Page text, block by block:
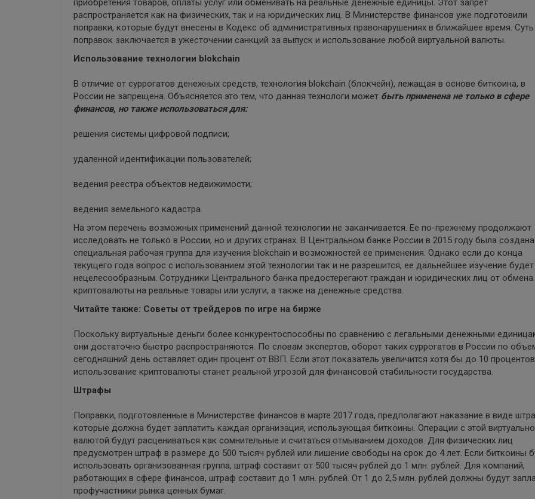
приобретения товаров, оплаты услуг или обменивать на реальные денежные единицы. Этот запрет
распространяется как на физических, так и на юридических лиц. В Министерстве финансов уже подготовили
поправки, которые будут внесены в Кодекс об административных правонарушениях в ближайшее время. Суть
поправок заключается в ужесточении санкций за выпуск и использование любой виртуальной валюты.
Использование технологии blokchain
В отличие от суррогатов денежных средств, технология blokchain (блокчейн), лежащая в основе биткоина, в
России не запрещена. Объясняется это тем, что данная технологи может быть применена не только в сфере
финансов, но также использоваться для:
решения системы цифровой подписи;
удаленной идентификации пользователей;
ведения реестра объектов недвижимости;
ведения земельного кадастра.
На этом перечень возможных применений данной технологии не заканчивается. Ее по-прежнему продолжают
исследовать не только в России, но и других странах. В Центральном банке России в 2015 году была создана
специальная рабочая группа для изучения blokchain и возможностей ее применения. Однако если до конца
текущего года вопрос с использованием этой технологии так и не разрешится, ее дальнейшее изучение будет
нецелесообразным. Сотрудники Центрального банка предостерегают граждан и юридических лиц от обмена
криптовалюты на реальные товары или услуги, а также на денежные средства.
Читайте также: Советы от трейдеров по игре на бирже
Поскольку виртуальные деньги более конкурентоспособны по сравнению с легальными денежными
они достаточно быстро распространяются. По словам экспертов, оборот таких суррогатов в России по
сегодняшний день оставляет один процент от ВВП. Если этот показатель увеличится хотя бы до 10
использование криптовалюты станет реальной угрозой для финансовой стабильности государства.
Штрафы
Поправки, подготовленные в Министерстве финансов в марте 2017 года, предполагают наказание в виде
которые должна будет заплатить каждая организация, использующая биткоины. Операции с этой
валютой будут расцениваться как сомнительные и считаться отмыванием доходов. Для физических лиц
предусмотрен штраф в размере до 500 тысяч рублей или лишение свободы на срок до 4 лет. Если биткоины
использовать организованная группа, штраф составит от 500 тысяч рублей до 1 млн. рублей. Для компаний,
работающих в сфере финансов, штраф составит до 1 млн. рублей. От 1 до 2,5 млн. рублей должны будут
профучастники рынка ценных бумаг.